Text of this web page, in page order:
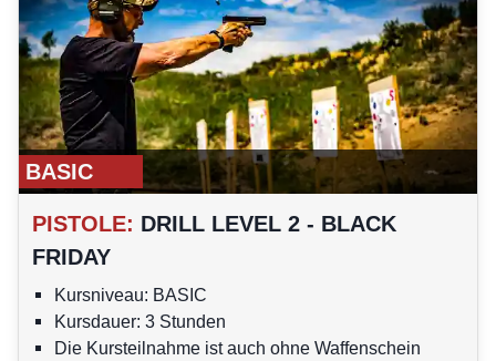
BASIC
PISTOLE: DRILL LEVEL 2 - BLACK
FRIDAY
Kursniveau: BASIC
Kursdauer: 3 Stunden
Die Kursteilnahme ist auch ohne Waffenschein